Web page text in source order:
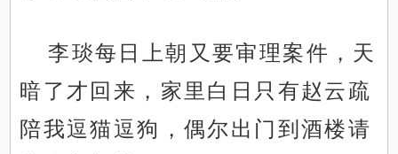
李琰每日上朝又要审理案件，天
暗了才回来，家里白日只有赵云疏
陪我逗猫逗狗，偶尔出门到酒楼请